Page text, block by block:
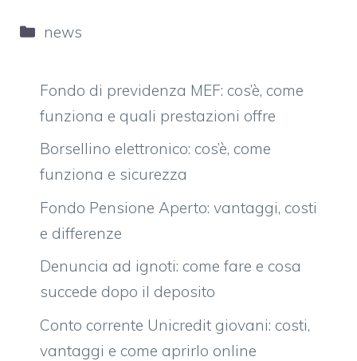
Categorie
news
Fondo di previdenza MEF: cos’è, come
funziona e quali prestazioni offre
Borsellino elettronico: cos’è, come
funziona e sicurezza
Fondo Pensione Aperto: vantaggi, costi
e differenze
Denuncia ad ignoti: come fare e cosa
succede dopo il deposito
Conto corrente Unicredit giovani: costi,
vantaggi e come aprirlo online